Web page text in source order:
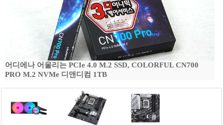
어디에나 어울리는 PCIe 4.0 M.2 SSD, COLORFUL CN700
PRO M.2 NVMe 디앤디컴 1TB